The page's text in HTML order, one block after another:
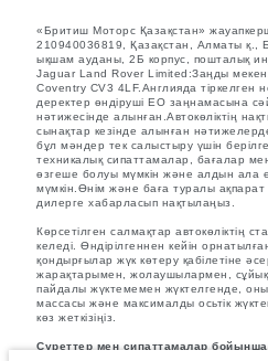
«Бритиш Моторс Қазақстан»
210940036819, Қазақстан, Алматы қ.,
ықшам ауданы, 2Б корпус, пошталық
Jaguar Land Rover Limited:Заңды
Coventry CV3 4LF.Англияда тіркелген
деректер өндіруші ЕО заңнамасына
нәтижесінде алынған.Автокөліктің
сынақтар кезінде алынған
бұл мәндер тек салыстыру үшін
техникалық сипаттамалар, бағалар
өзгеше болуы мүмкін және алдын ала
мүмкін.Өнім және баға туралы ақпарат
дилерге хабарласып нақтылаңыз.
Көрсетілген салмақтар автокөліктің
келеді. Өндірілгеннен кейін
қондырғылар жүк көтеру қабілетіне
жарақтарымен, жолаушылармен,
пайдалы жүктемемен жүктелгенде,
массасы және максималды осьтік
көз жеткізіңіз.
Суреттер мен сипаттамалар